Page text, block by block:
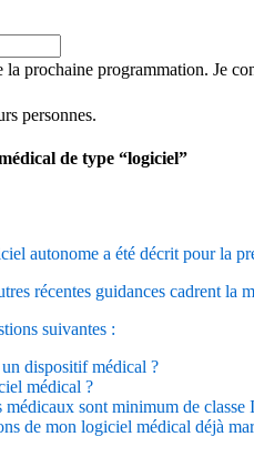
la prochaine programmation. Je
personnes.
de type “logiciel”
autonome a été décrit pour la
récentes guidances cadrent la
suivantes :
dispositif médical ?
médical ?
sont minimum de classe
de mon logiciel médical déjà